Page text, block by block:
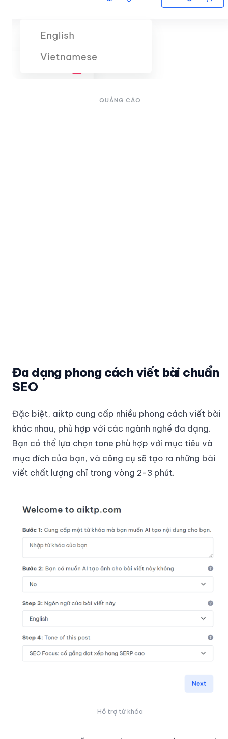
QUẢNG CÁO
Đa dạng phong cách viết bài chuẩn
SEO
Đặc biệt, aiktp cung cấp nhiều phong cách viết bài
khác nhau, phù hợp với các ngành nghề đa dạng.
Bạn có thể lựa chọn tone phù hợp với mục tiêu và
mục đích của bạn, và công cụ sẽ tạo ra những bài
viết chất lượng chỉ trong vòng 2-3 phút.
Hỗ trợ từ khóa